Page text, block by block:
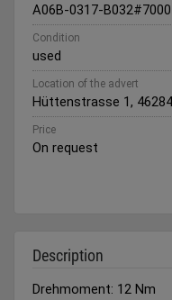
A06B-0317-B032#7000
Condition
used
Location of the advert
Hüttenstrasse 1,
Price
On request
Description
Drehmoment: 12 Nm